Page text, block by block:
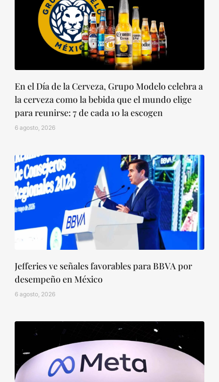
En el Día de la Cerveza, Grupo Modelo celebra a
la cerveza como la bebida que el mundo elige
para reunirse: 7 de cada 10 la escogen
6 agosto, 2026
Jefferies ve señales favorables para BBVA por
desempeño en México
6 agosto, 2026